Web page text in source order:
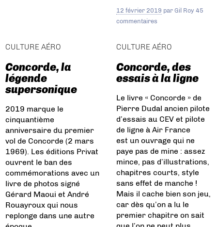
12 février 2019 par Gil Roy 45
commentaires
CULTURE AÉRO
Concorde, la
légende
supersonique
2019 marque le
cinquantième
anniversaire du premier
vol de Concorde (2 mars
1969). Les éditions Privat
ouvrent le ban des
commémorations avec un
livre de photos signé
Gérard Maoui et André
Rouayroux qui nous
replonge dans une autre
CULTURE AÉRO
Concorde, des
essais à la ligne
Le livre « Concorde » de
Pierre Dudal ancien pilote
d’essais au CEV et pilote
de ligne à Air France
est un ouvrage qui ne
paye pas de mine : assez
mince, pas d’illustrations,
chapitres courts, style
sans effet de manche !
Mais il cache bien son jeu,
car dès qu’on a lu le
premier chapitre on sait